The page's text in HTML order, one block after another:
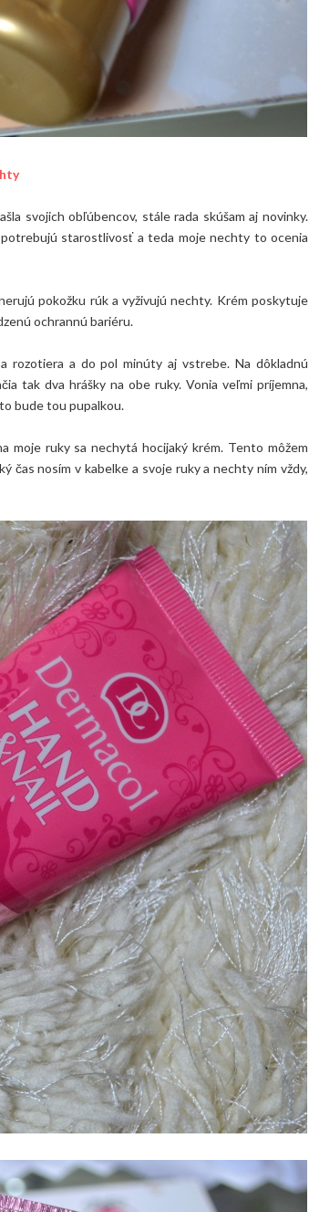
svojich obľúbencov, stále rada skúšam aj novinky.
starostlivosť a teda moje nechty to ocenia
pokožku rúk a vyživujú nechty. Krém poskytuje
ochrannú bariéru.
rozotiera a do pol minúty aj vstrebe. Na dôkladnú
tak dva hrášky na obe ruky. Vonia veľmi príjemna,
bude tou pupalkou.
moje ruky sa nechytá hocijaký krém. Tento môžem
čas nosím v kabelke a svoje ruky a nechty ním vždy,